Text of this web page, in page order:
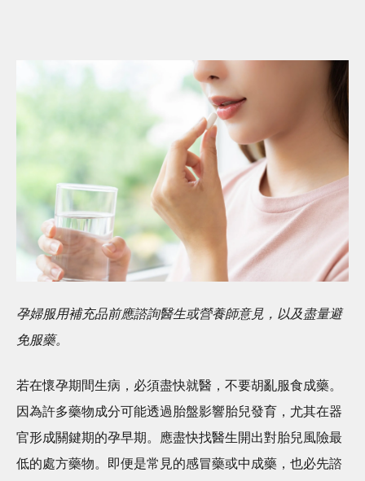
孕婦服用補充品前應諮詢醫生或營養師意見，以及盡量避
免服藥。
若在懷孕期間生病，必須盡快就醫，不要胡亂服食成藥。
因為許多藥物成分可能透過胎盤影響胎兒發育，尤其在器
官形成關鍵期的孕早期。應盡快找醫生開出對胎兒風險最
低的處方藥物。即便是常見的感冒藥或中成藥，也必先諮